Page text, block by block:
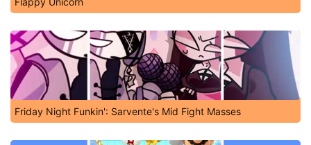
Friday Night Funkin': Sarvente's Mid Fight Masses